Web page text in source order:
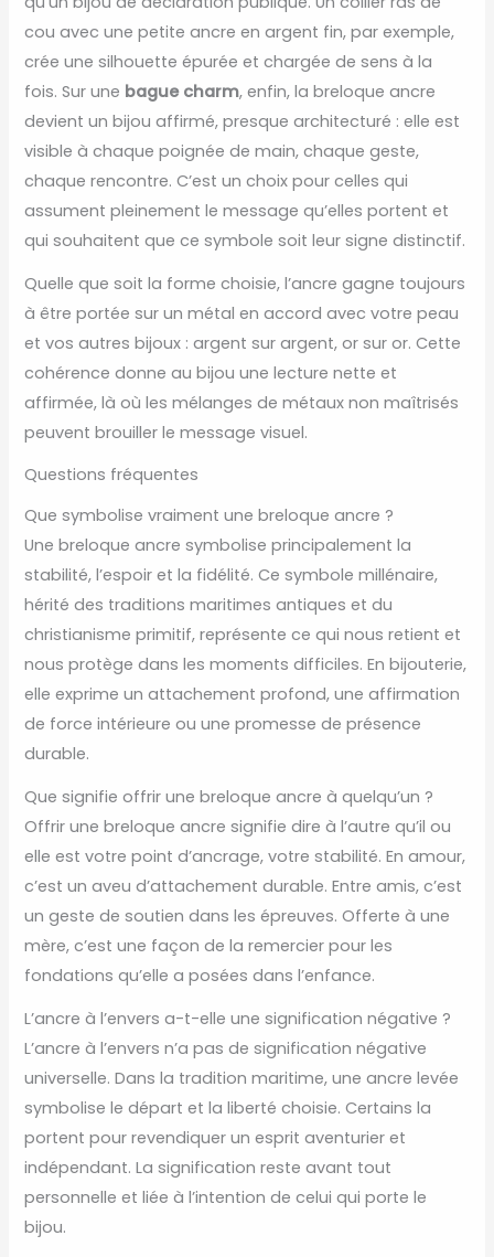
cou avec une petite ancre en argent fin, par exemple,
crée une silhouette épurée et chargée de sens à la
fois. Sur une bague charm, enfin, la breloque ancre
devient un bijou affirmé, presque architecturé : elle est
visible à chaque poignée de main, chaque geste,
chaque rencontre. C’est un choix pour celles qui
assument pleinement le message qu’elles portent et
qui souhaitent que ce symbole soit leur signe distinctif.
Quelle que soit la forme choisie, l’ancre gagne toujours
à être portée sur un métal en accord avec votre peau
et vos autres bijoux : argent sur argent, or sur or. Cette
cohérence donne au bijou une lecture nette et
affirmée, là où les mélanges de métaux non maîtrisés
peuvent brouiller le message visuel.
Questions fréquentes
Que symbolise vraiment une breloque ancre ?
Une breloque ancre symbolise principalement la
stabilité, l’espoir et la fidélité. Ce symbole millénaire,
hérité des traditions maritimes antiques et du
christianisme primitif, représente ce qui nous retient et
nous protège dans les moments difficiles. En bijouterie,
elle exprime un attachement profond, une affirmation
de force intérieure ou une promesse de présence
durable.
Que signifie offrir une breloque ancre à quelqu’un ?
Offrir une breloque ancre signifie dire à l’autre qu’il ou
elle est votre point d’ancrage, votre stabilité. En amour,
c’est un aveu d’attachement durable. Entre amis, c’est
un geste de soutien dans les épreuves. Offerte à une
mère, c’est une façon de la remercier pour les
fondations qu’elle a posées dans l’enfance.
L’ancre à l’envers a-t-elle une signification négative ?
L’ancre à l’envers n’a pas de signification négative
universelle. Dans la tradition maritime, une ancre levée
symbolise le départ et la liberté choisie. Certains la
portent pour revendiquer un esprit aventurier et
indépendant. La signification reste avant tout
personnelle et liée à l’intention de celui qui porte le
bijou.